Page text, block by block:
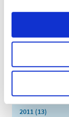
maj (1)
marts (3)
januar (6)
2011 (13)